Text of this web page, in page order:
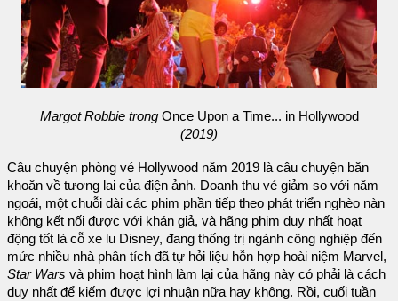
Margot Robbie trongOnce Upon a Time... in Hollywood
(2019)
Câu chuyện phòng vé Hollywood năm 2019 là câu chuyện băn
khoăn về tương lai của điện ảnh. Doanh thu vé giảm so với năm
ngoái, một chuỗi dài các phim phần tiếp theo phát triển nghèo nàn
không kết nối được với khán giả, và hãng phim duy nhất hoạt
động tốt là cỗ xe lu Disney, đang thống trị ngành công nghiệp đến
mức nhiều nhà phân tích đã tự hỏi liệu hỗn hợp hoài niệm Marvel,
Star Wars và phim hoạt hình làm lại của hãng này có phải là cách
duy nhất để kiếm được lợi nhuận nữa hay không. Rồi, cuối tuần